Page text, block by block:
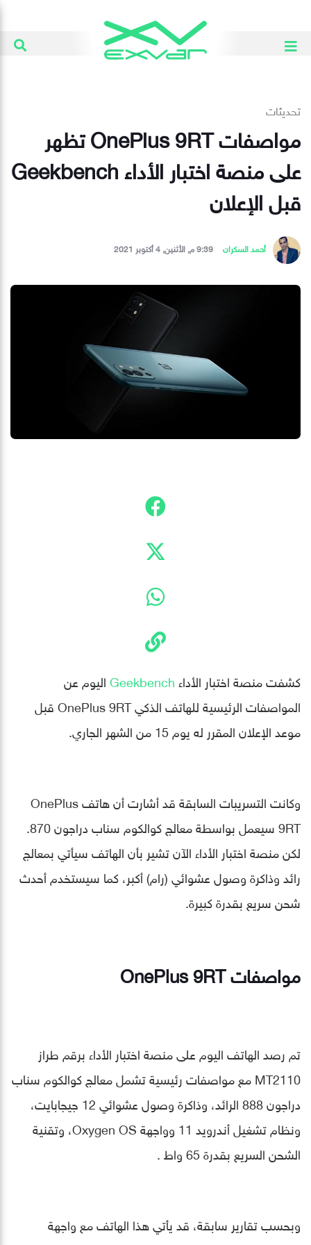
تحديثات
مواصفات OnePlus 9RT تظهر
على منصة اختبار الأداء Geekbench
قبل الإعلان
أحمد السكران 9:39 م, الأثنين, 4 أكتوبر 2021
كشفت منصة اختبار الأداء Geekbenchاليوم عن
المواصفات الرئيسية للهاتف الذكي OnePlus 9RT قبل
موعد الإعلان المقرر له يوم 15 من الشهر الجاري.
وكانت التسريبات السابقة قد أشارت أن هاتف OnePlus
9RT سيعمل بواسطة معالج كوالكوم سناب دراجون 870.
لكن منصة اختبار الأداء الآن تشير بأن الهاتف سيأتي بمعالج
رائد وذاكرة وصول عشوائي (رام) أكبر، كما سيستخدم أحدث
شحن سريع بقدرة كبيرة.
مواصفات OnePlus 9RT
تم رصد الهاتف اليوم على منصة اختبار الأداء برقم طراز
MT2110 مع مواصفات رئيسية تشمل معالج كوالكوم سناب
دراجون 888 الرائد، وذاكرة وصول عشوائي 12 جيجابايت،
ونظام تشغيل أندرويد 11 وواجهة Oxygen OS، وتقنية
الشحن السريع بقدرة 65 واط .
وبحسب تقارير سابقة، قد يأتي هذا الهاتف مع واجهة